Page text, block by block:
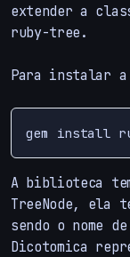
extender a
ruby-tree.
Para instalar
gem install
A biblioteca
TreeNode, ela
sendo o nome
Dicotomica